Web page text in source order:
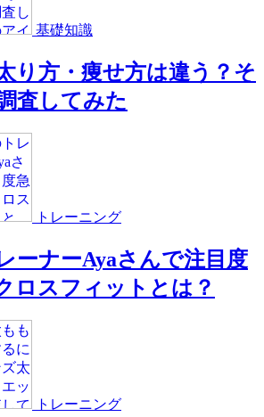
基礎知識
り方・痩せ方は違う？そ
査してみた
トレーニング
ーナーAyaさんで注目度
ロスフィットとは？
トレーニング